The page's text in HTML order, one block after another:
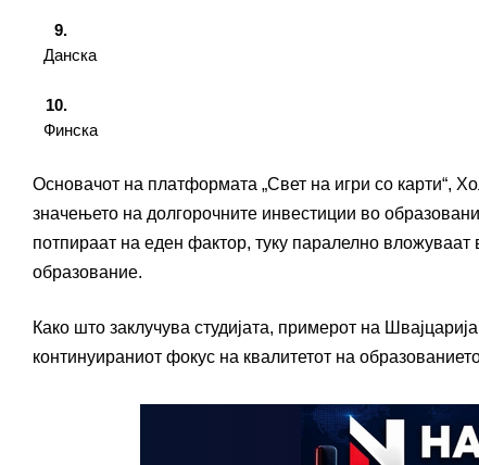
Данска
Финска
Основачот на платформата „Свет на игри со карти“,
значењето на долгорочните инвестиции во
потпираат на еден фактор, туку паралелно
образование.
Како што заклучува студијата, примерот на
континуираниот фокус на квалитетот на